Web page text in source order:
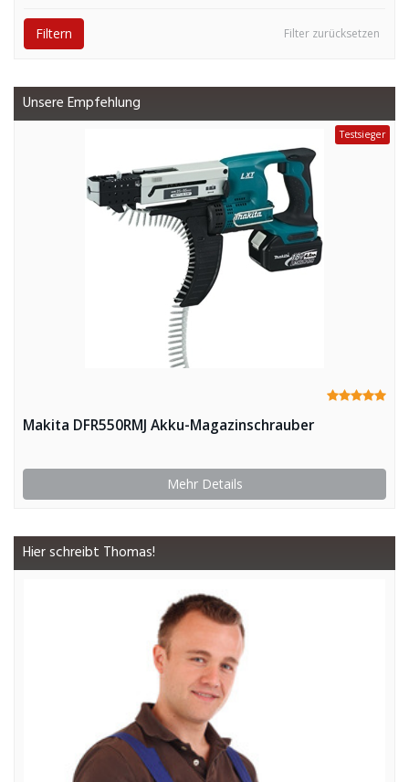
Filter zurücksetzen
Filtern
Unsere Empfehlung
Testsieger
Makita DFR550RMJ Akku-Magazinschrauber
Mehr Details
Hier schreibt Thomas!